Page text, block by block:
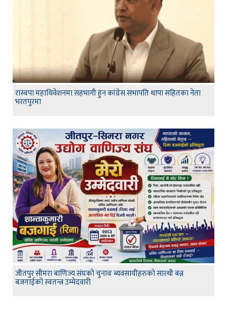
रास्वपा महाधिवेशनमा सहभागी हुन कांग्रेस सभापति थापा सहितका नेता
भरतपुरमा
जीतपुर सीमरा बाणिज्य संघको चुनावः ब्यवसायीहरुको सारथी बन्न
बजगाईको स्वतन्त्र उम्मेदवारी